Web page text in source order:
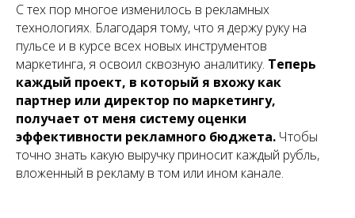
С тех пор многое изменилось в рекламных
технологиях. Благодаря тому, что я держу руку на
пульсе и в курсе всех новых инструментов
маркетинга, я освоил сквозную аналитику. Теперь
каждый проект, в который я вхожу как
партнер или директор по маркетингу,
получает от меня систему оценки
эффективности рекламного бюджета. Чтобы
точно знать какую выручку приносит каждый рубль,
вложенный в рекламу в том или ином канале.